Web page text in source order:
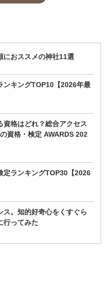
におススメの神社11選
ンキングTOP10【2026年最
資格はどれ？総合アクセス
資格・検定 AWARDS 202
定ランキングTOP30【2026
ス。知的好奇心をくすぐら
行ってみた